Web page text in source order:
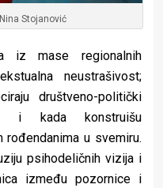
Stojanović
iz mase regionalnih
neustrašivost;
društveno-politički
i kada konstruišu
u svemiru.
psihodeličnih vizija i
između pozornice i